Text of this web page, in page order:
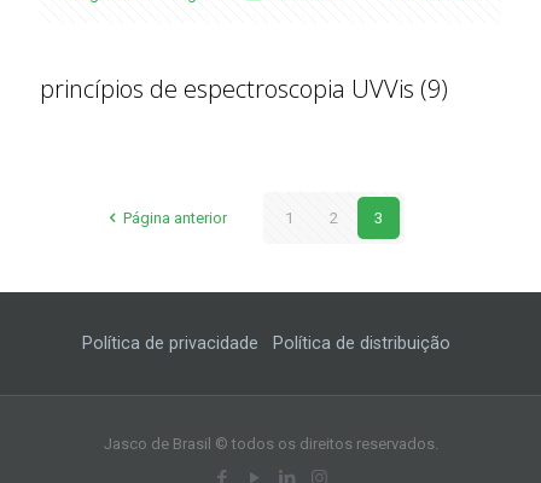
princípios de espectroscopia UVVis (9)
Página anterior 1 2 3
Política de privacidade Política de distribuição
Jasco de Brasil © todos os direitos reservados.